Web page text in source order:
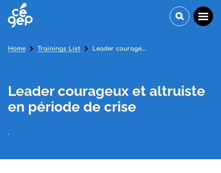
Leader courageux et altruiste
en période de crise
.
Home Trainings List Leader courageux et altruiste en période de crise